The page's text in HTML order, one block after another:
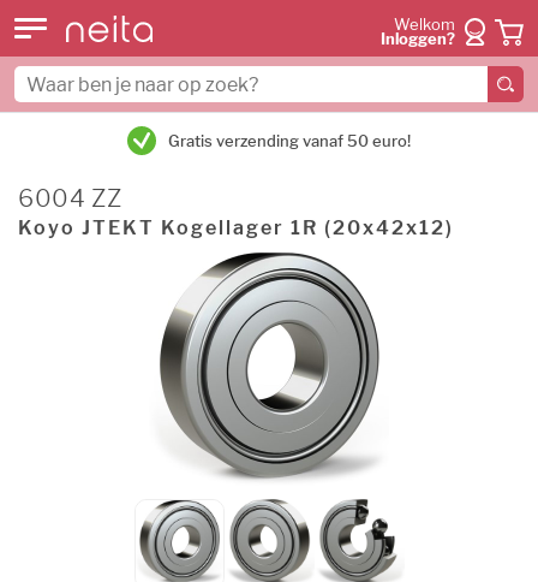
Welkom
Inloggen?
Gratis verzending vanaf 50 euro!
6004 ZZ
Koyo JTEKT Kogellager 1R (20x42x12)